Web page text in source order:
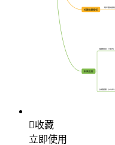
收藏
立即使用